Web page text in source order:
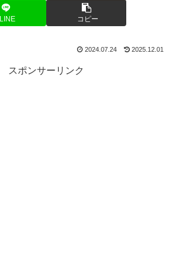
LINE コピー
2024.07.24 2025.12.01
スポンサーリンク